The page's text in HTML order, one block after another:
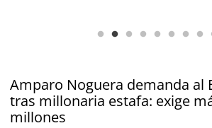
Amparo Noguera demanda al
tras millonaria estafa: exige
millones